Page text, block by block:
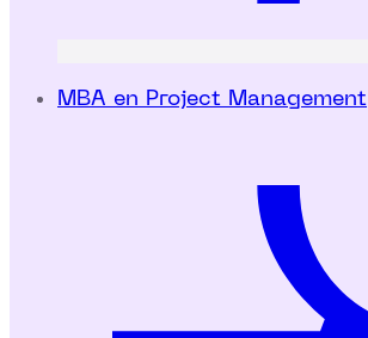
MBA en Project Management